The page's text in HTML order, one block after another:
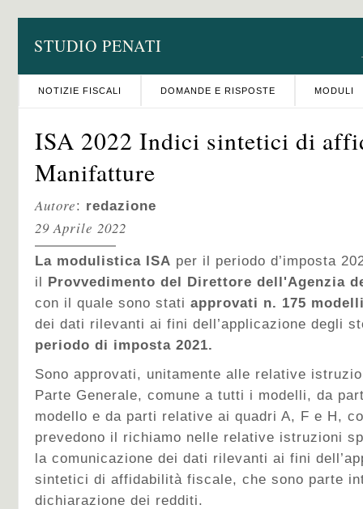
STUDIO PENATI
NOTIZIE FISCALI DOMANDE E RISPOSTE MODULI
ISA 2022 Indici sintetici di
Manifatture
Autore: redazione
29 Aprile 2022
La modulistica ISA per il periodo d’imposta
il Provvedimento del Direttore dell'Agenzia
con il quale sono stati approvati n. 175
dei dati rilevanti ai fini dell’applicazione degli
periodo di imposta 2021.
Sono approvati, unitamente alle relative
Parte Generale, comune a tutti i modelli, da
modello e da parti relative ai quadri A, F e H,
prevedono il richiamo nelle relative istruzioni
la comunicazione dei dati rilevanti ai fini
sintetici di affidabilità fiscale, che sono parte
dichiarazione dei redditi.